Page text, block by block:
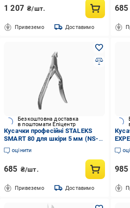
1 207 ₴/шт.
Привеземо Доставимо
685
Безкоштовна доставка
в поштомати Епіцентр
Кусачки професійні STALEKS
SMART 80 для шкіри 5 мм (NS-
80-5)
оцінити
685 ₴/шт.
Привеземо Доставимо
60-16)
985